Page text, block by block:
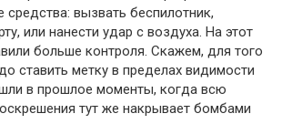
средства: вызвать беспилотник,
или нанести удар с воздуха. На этот
больше контроля. Скажем, для того
ставить метку в пределах видимости
в прошлое моменты, когда всю
тут же накрывает бомбами